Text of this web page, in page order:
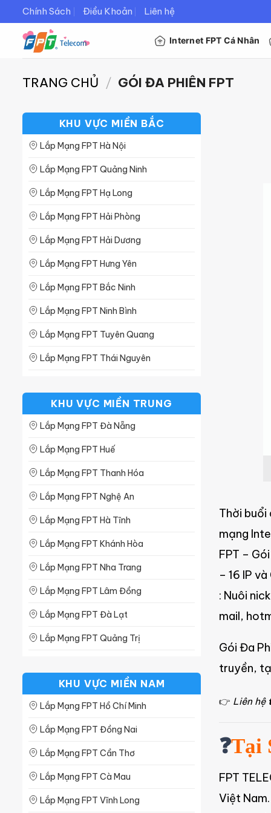
Chính Sách Điều Khoản Liên hệ
Internet FPT Cá Nhân
TRANG CHỦ / GÓI ĐA PHIÊN FPT
KHU VỰC MIỀN BẮC
Lắp Mạng FPT Hà Nội
Lắp Mạng FPT Quảng Ninh
Lắp Mạng FPT Hạ Long
Lắp Mạng FPT Hải Phòng
Lắp Mạng FPT Hải Dương
Lắp Mạng FPT Hưng Yên
Lắp Mạng FPT Bắc Ninh
Lắp Mạng FPT Ninh Bình
Lắp Mạng FPT Tuyên Quang
Lắp Mạng FPT Thái Nguyên
Lắp Mạng FPT Lạng Sơn
Lắp Mạng FPT Lào Cai
Lắp Mạng FPT Hà Nam
Lắp Mạng FPT Hòa Bình
Lắp Mạng FPT Nam Định
Lắp Mạng FPT Bắc Giang
Lắp Mạng FPT Thái Bình
Lắp Mạng FPT Vĩnh Phúc
KHU VỰC MIỀN TRUNG
Lắp Mạng FPT Đà Nẵng
Lắp Mạng FPT Huế
Lắp Mạng FPT Thanh Hóa
Lắp Mạng FPT Nghệ An
Lắp Mạng FPT Hà Tĩnh
Lắp Mạng FPT Khánh Hòa
Lắp Mạng FPT Nha Trang
Lắp Mạng FPT Lâm Đồng
Lắp Mạng FPT Đà Lạt
Lắp Mạng FPT Quảng Trị
Lắp Mạng FPT Gia Lai
Lắp Mạng FPT Dak Lak
Lắp Mạng FPT Bình Phước
Lắp Mạng FPT Bình Định
Lắp Mạng FPT Bình Thuận
Lắp Mạng FPT Quảng Nam
KHU VỰC MIỀN NAM
Lắp Mạng FPT Hồ Chí Minh
Lắp Mạng FPT Đồng Nai
Lắp Mạng FPT Cần Thơ
Lắp Mạng FPT Cà Mau
Lắp Mạng FPT Vĩnh Long
Thời buổi
mạng
FPT –
– 16 IP
: Nuôi
mail,
Gói Đa
truyền,
👉 Liên hệ
❓Tại
FPT
Việt